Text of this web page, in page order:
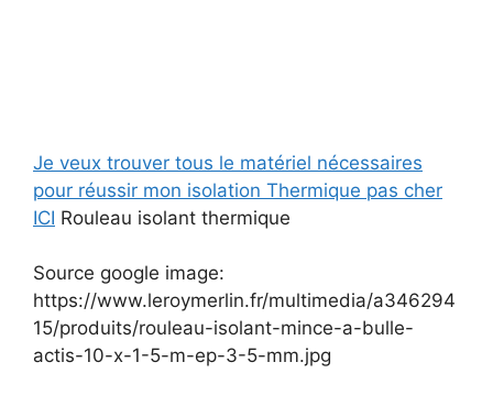
Je veux trouver tous le matériel nécessaires
pour réussir mon isolation Thermique pas cher
ICI Rouleau isolant thermique
Source google image:
https://www.leroymerlin.fr/multimedia/a346294
15/produits/rouleau-isolant-mince-a-bulle-
actis-10-x-1-5-m-ep-3-5-mm.jpg